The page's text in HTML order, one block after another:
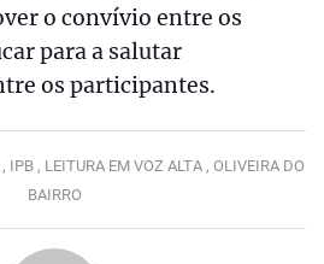
o convívio entre os
para a salutar
os participantes.
IPB , LEITURA EM VOZ ALTA , OLIVEIRA DO
BAIRRO